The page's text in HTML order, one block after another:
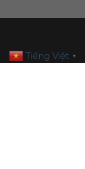
to
Tiếng Việt ▼